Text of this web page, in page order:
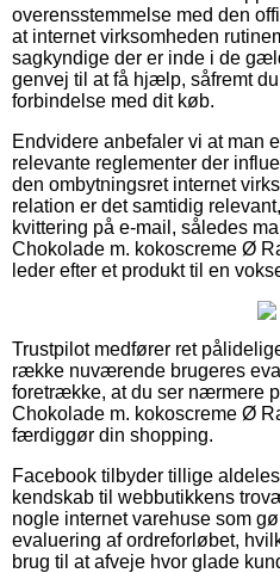
overensstemmelse med den
at internet virksomheden
sagkyndige der er inde i de
genvej til at få hjælp, såfremt
forbindelse med dit køb.
Endvidere anbefaler vi at man
relevante reglementer der
den ombytningsret internet
relation er det samtidig
kvittering på e-mail, således
Chokolade m. kokoscreme Ø
leder efter et produkt til en
Trustpilot medfører ret
række nuværende brugeres
foretrække, at du ser nærmere
Chokolade m. kokoscreme Ø
færdiggør din shopping.
Facebook tilbyder tillige
kendskab til webbutikkens
nogle internet varehuse som
evaluering af ordreforløbet,
brug til at afveje hvor glade